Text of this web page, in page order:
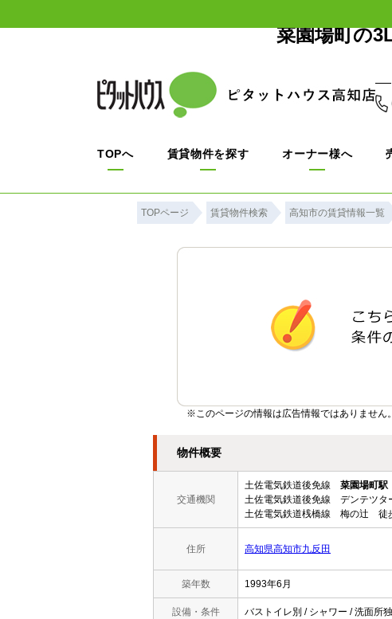
菜園場町の
TOPへ 賃貸物件を探す オーナー様へ
TOPページ 賃貸物件検索 高知市の賃貸情報一覧
※このページの情報は広告情報ではありません
物件概要
交通機関
土佐電気鉄道後免線 菜園場町駅
土佐電気鉄道後免線 デンテツ
土佐電気鉄道桟橋線 梅の辻 徒
住所 高知県高知市九反田
築年数 1993年6月
設備・条件
バストイレ別 / シャワー / 洗面所